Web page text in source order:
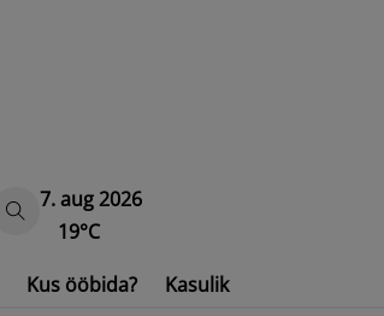
7. aug 2026
19°C
Kus ööbida? Kasulik